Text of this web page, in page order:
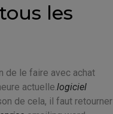
les
de le faire avec achat
actuelle. logiciel
de cela, il faut retourner